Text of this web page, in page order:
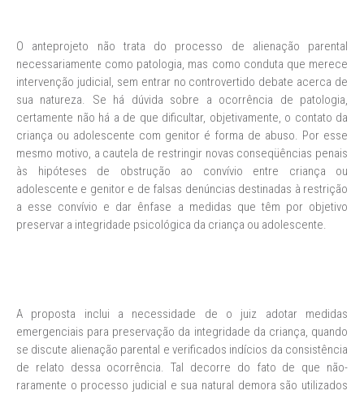
O anteprojeto não trata do processo de alienação parental
necessariamente como patologia, mas como conduta que merece
intervenção judicial, sem entrar no controvertido debate acerca de
sua natureza. Se há dúvida sobre a ocorrência de patologia,
certamente não há a de que dificultar, objetivamente, o contato da
criança ou adolescente com genitor é forma de abuso. Por esse
mesmo motivo, a cautela de restringir novas conseqüências penais
às hipóteses de obstrução ao convívio entre criança ou
adolescente e genitor e de falsas denúncias destinadas à restrição
a esse convívio e dar ênfase a medidas que têm por objetivo
preservar a integridade psicológica da criança ou adolescente.
A proposta inclui a necessidade de o juiz adotar medidas
emergenciais para preservação da integridade da criança, quando
se discute alienação parental e verificados indícios da consistência
de relato dessa ocorrência. Tal decorre do fato de que não-
raramente o processo judicial e sua natural demora são utilizados